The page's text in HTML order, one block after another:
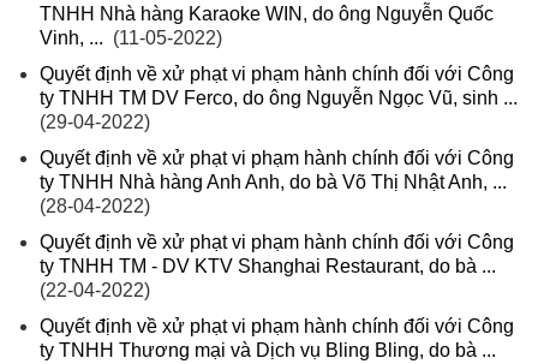
TNHH Nhà hàng Karaoke WIN, do ông Nguyễn Quốc
Vinh, ... (11-05-2022)
Quyết định về xử phạt vi phạm hành chính đối với Công
ty TNHH TM DV Ferco, do ông Nguyễn Ngọc Vũ, sinh ...
(29-04-2022)
Quyết định về xử phạt vi phạm hành chính đối với Công
ty TNHH Nhà hàng Anh Anh, do bà Võ Thị Nhật Anh, ...
(28-04-2022)
Quyết định về xử phạt vi phạm hành chính đối với Công
ty TNHH TM - DV KTV Shanghai Restaurant, do bà ...
(22-04-2022)
Quyết định về xử phạt vi phạm hành chính đối với Công
ty TNHH Thương mại và Dịch vụ Bling Bling, do bà ...